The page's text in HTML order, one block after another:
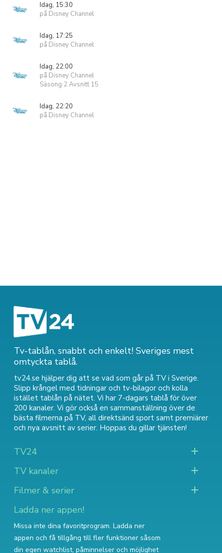
Idag, 15:30
på Disney Channel
Idag, 17:25
på Disney Channel
Idag, 22:00
på Disney Channel
Säsong 2 Avsnitt 15
Idag, 22:20
på Disney Channel
Tv-tablån, snabbt och enkelt! Sveriges mest
omtyckta tablå.
tv24.se hjälper dig att se vad som går på TV i Sverige.
Slipp krångel med tidningar och tv-bilagor och kolla
istället tablån på nätet. Vi har 7-dagars tablå för över
200 kanaler. Vi gör också en sammanställning över de
bästa filmerna på TV, all direktsänd sport samt premiärer
och nya avsnitt av serier. Hoppas du gillar tjänsten!
TV24
TV kanaler
Filmer & serier
Ladda ner appen!
Missa inte dina favoritprogram. Ladda ner
appen och få tillgång till fler funktioner såsom
din egen watchlist, påminnelser och möjlighet